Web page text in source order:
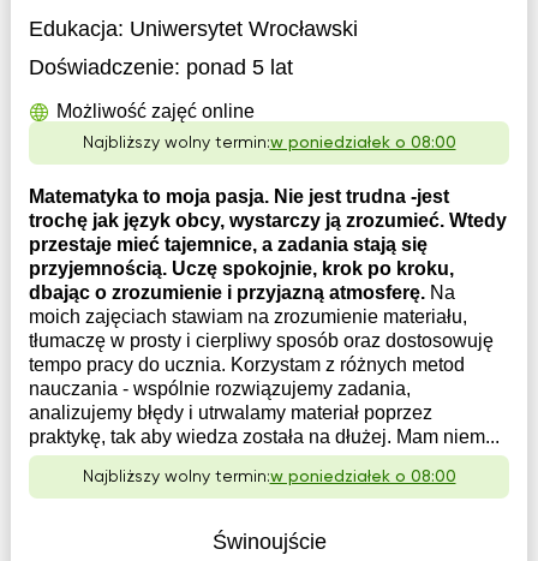
Edukacja: Uniwersytet Wrocławski
Doświadczenie: ponad 5 lat
Możliwość zajęć online
Najbliższy wolny termin:w poniedziałek o 08:00
Matematyka to moja pasja. Nie jest trudna -jest
trochę jak język obcy, wystarczy ją zrozumieć. Wtedy
przestaje mieć tajemnice, a zadania stają się
przyjemnością. Uczę spokojnie, krok po kroku,
dbając o zrozumienie i przyjazną atmosferę. Na
moich zajęciach stawiam na zrozumienie materiału,
tłumaczę w prosty i cierpliwy sposób oraz dostosowuję
tempo pracy do ucznia. Korzystam z różnych metod
nauczania - wspólnie rozwiązujemy zadania,
analizujemy błędy i utrwalamy materiał poprzez
praktykę, tak aby wiedza została na dłużej. Mam niem...
Najbliższy wolny termin:w poniedziałek o 08:00
Świnoujście